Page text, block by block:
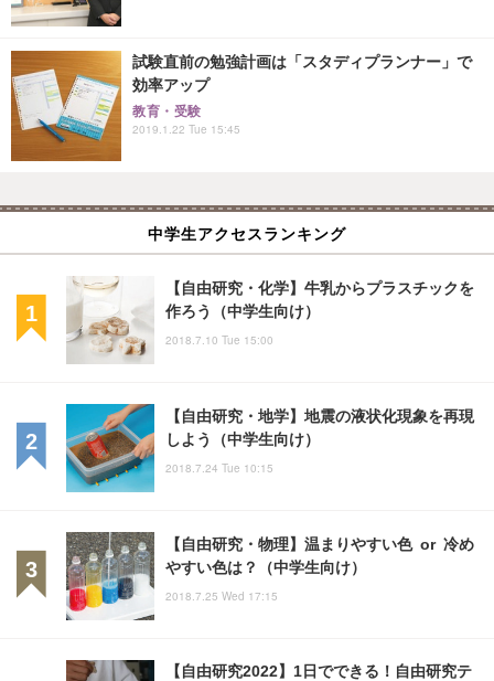
試験直前の勉強計画は「スタディプランナー」で
効率アップ
教育・受験
2019.1.22 Tue 15:45
中学生アクセスランキング
【自由研究・化学】牛乳からプラスチックを
作ろう（中学生向け）
2018.7.10 Tue 15:00
【自由研究・地学】地震の液状化現象を再現
しよう（中学生向け）
2018.7.24 Tue 10:15
【自由研究・物理】温まりやすい色 or 冷め
やすい色は？（中学生向け）
2018.7.25 Wed 17:15
【自由研究2022】1日でできる！自由研究テ